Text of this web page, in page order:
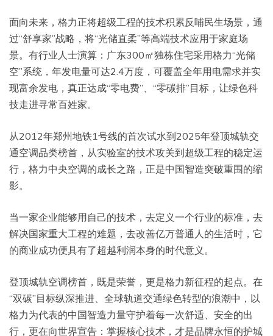
面向未来，格力正将超级工程的技术积累反哺民生场景，通
过“舒享家”战略，将“光储直柔”等高端技术应用于家庭场
景。有行业人士演算：广东300㎡独栋住宅采用格力“光储
空”系统，年发电量可达2.4万度，可覆盖全年用电需求并实
现富余发电，真正达成“零电费”、“零碳排”目标，让绿色科
技走进寻常百姓家。
从2012年郑州地铁1号线的首次试水到2025年登顶城轨交
通空调品类榜首，从实验室的技术攻关到超级工程的稳定运
行，格力中央空调的成长之路，正是中国智造突破重围的缩
影。
当一家企业能够用自己的技术，去定义一个行业的标准，去
解决国家重大工程的难题，去改善亿万普通人的生活时，它
的商业成功便具有了超越利润本身的时代意义。
登顶城轨空调榜首，既是荣誉，更是格力新征程的起点。在
“双碳”目标纵深推进、全球轨道交通绿色转型的浪潮中，以
格力为代表的中国智造力量守护着每一次舒适、安全的出
行，更在向世界宣告：掌握核心技术，才是品牌永恒的护城